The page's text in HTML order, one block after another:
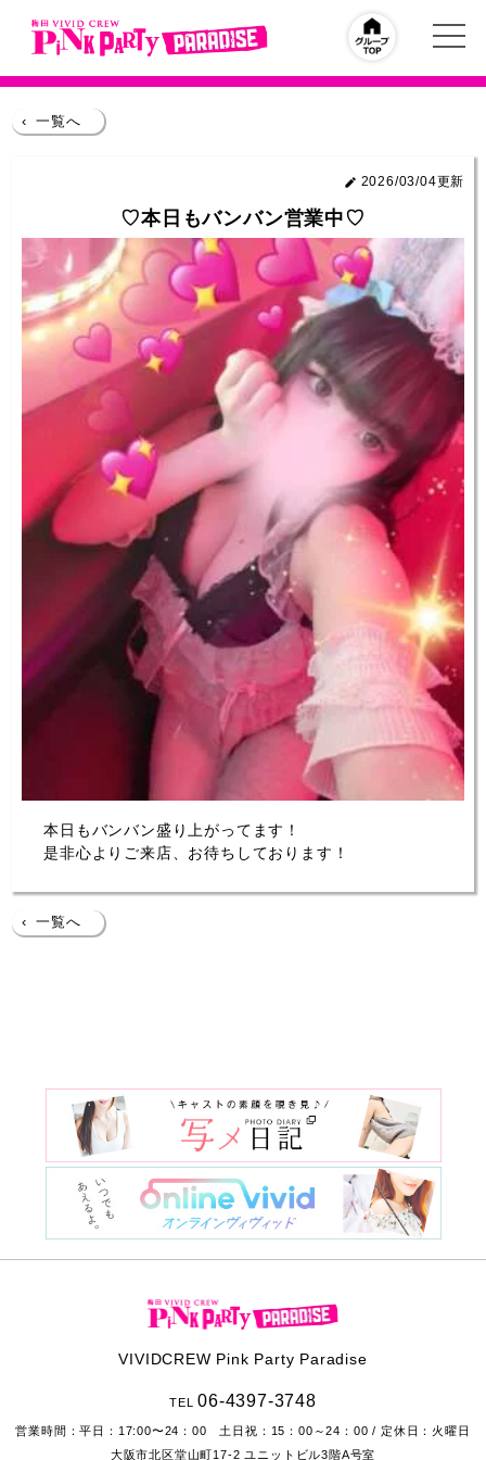
‹ 一覧へ
2026/03/04更新
♡本日もバンバン営業中♡
本日もバンバン盛り上がってます！
是非心よりご来店、お待ちしております！
‹ 一覧へ
VIVIDCREW Pink Party Paradise
TEL06-4397-3748
営業時間：平日：17:00〜24：00 土日祝：15：00～24：00 / 定休日：火曜日
大阪市北区堂山町17-2 ユニットビル3階A号室